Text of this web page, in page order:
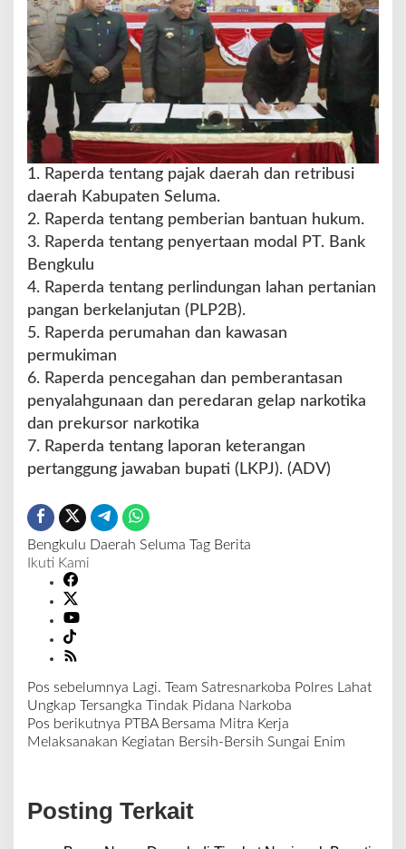
n
g
7
R
a
p
e
r
d
a
1. Raperda tentang pajak daerah dan retribusi
daerah Kabupaten Seluma.
2. Raperda tentang pemberian bantuan hukum.
3. Raperda tentang penyertaan modal PT. Bank
Bengkulu
4. Raperda tentang perlindungan lahan pertanian
pangan berkelanjutan (PLP2B).
5. Raperda perumahan dan kawasan
permukiman
6. Raperda pencegahan dan pemberantasan
penyalahgunaan dan peredaran gelap narkotika
dan prekursor narkotika
7. Raperda tentang laporan keterangan
pertanggung jawaban bupati (LKPJ). (ADV)
Bengkulu Daerah Seluma Tag Berita
Ikuti Kami
N
a
v
a
s
Pos sebelumnya Lagi. Team Satresnarkoba Polres Lahat
Ungkap Tersangka Tindak Pidana Narkoba
Pos berikutnya PTBA Bersama Mitra Kerja
Melaksanakan Kegiatan Bersih-Bersih Sungai Enim
Posting Terkait